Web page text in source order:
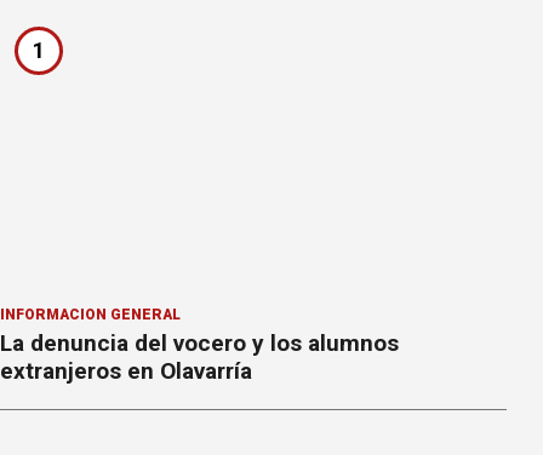
1
INFORMACION GENERAL
La denuncia del vocero y los alumnos
extranjeros en Olavarría